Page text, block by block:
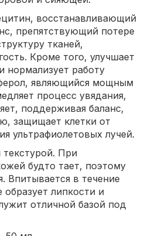
восстанавливающий
препятствующий потере
тканей,
Кроме того, улучшает
нормализует работу
являющийся мощным
процесс увядания,
поддерживая баланс,
защищает клетки от
ультрафиолетовых лучей.
При
будто тает, поэтому
Впитывается в течение
липкости и
отличной базой под